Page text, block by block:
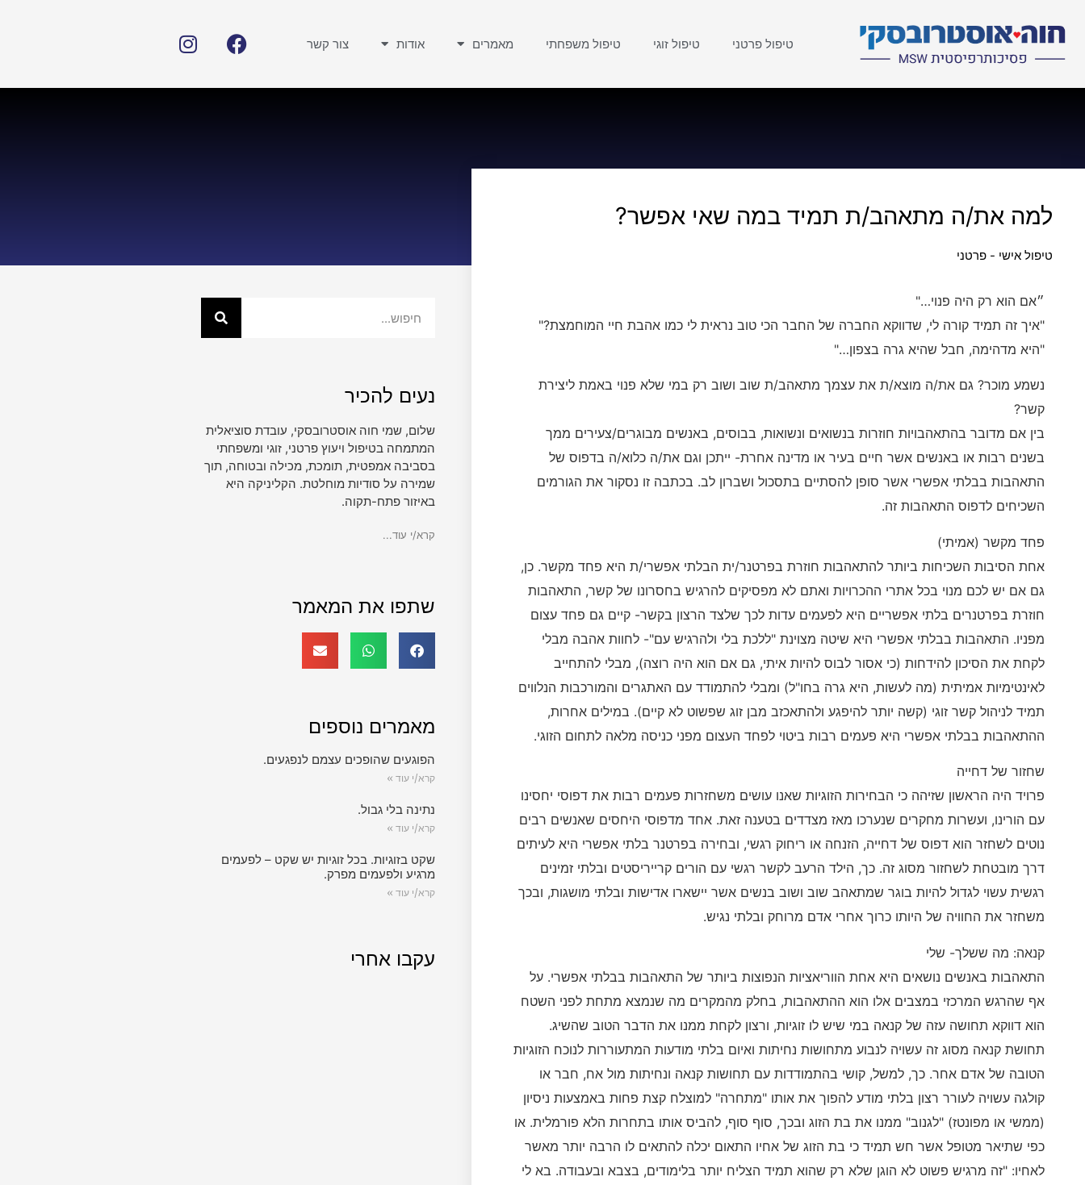
טיפול פרטני טיפול זוגי טיפול משפחתי מאמרים אודות צור קשר
למה את/ה מתאהב/ת תמיד במה שאי אפשר?
טיפול אישי - פרטני
״אם הוא רק היה פנוי…"
"איך זה תמיד קורה לי, שדווקא החברה של החבר הכי טוב נראית לי כמו אהבת חיי המוחמצת?"
"היא מדהימה, חבל שהיא גרה בצפון…"
נשמע מוכר? גם את/ה מוצא/ת את עצמך מתאהב/ת שוב ושוב רק במי שלא פנוי באמת ליצירת
קשר?
בין אם מדובר בהתאהבויות חוזרות בנשואים ונשואות, בבוסים, באנשים מבוגרים/צעירים ממך
בשנים רבות או באנשים אשר חיים בעיר או מדינה אחרת- ייתכן וגם את/ה כלוא/ה בדפוס של
התאהבות בבלתי אפשרי אשר סופן להסתיים בתסכול ושברון לב. בכתבה זו נסקור את הגורמים
השכיחים לדפוס התאהבות זה.
פחד מקשר (אמיתי)
אחת הסיבות השכיחות ביותר להתאהבות חוזרת בפרטנר/ית הבלתי אפשרי/ת היא פחד מקשר. כן,
גם אם יש לכם מנוי בכל אתרי ההכרויות ואתם לא מפסיקים להרגיש בחסרונו של קשר, התאהבות
חוזרת בפרטנרים בלתי אפשריים היא לפעמים עדות לכך שלצד הרצון בקשר- קיים גם פחד עצום
מפניו. התאהבות בבלתי אפשרי היא שיטה מצוינת "ללכת בלי ולהרגיש עם"- לחוות אהבה מבלי
לקחת את הסיכון להידחות (כי אסור לבוס להיות איתי, גם אם הוא היה רוצה), מבלי להתחייב
לאינטימיות אמיתית (מה לעשות, היא גרה בחו"ל) ומבלי להתמודד עם האתגרים והמורכבות הנלווים
תמיד לניהול קשר זוגי (קשה יותר להיפגע ולהתאכזב מבן זוג שפשוט לא קיים). במילים אחרות,
ההתאהבות בבלתי אפשרי היא פעמים רבות ביטוי לפחד העצום מפני כניסה מלאה לתחום הזוגי.
שחזור של דחייה
פרויד היה הראשון שזיהה כי הבחירות הזוגיות שאנו עושים משחזרות פעמים רבות את דפוסי יחסינו
עם הורינו, ועשרות מחקרים שנערכו מאז מצדדים בטענה זאת. אחד מדפוסי היחסים שאנשים רבים
נוטים לשחזר הוא דפוס של דחייה, הזנחה או ריחוק רגשי, ובחירה בפרטנר בלתי אפשרי היא לעיתים
דרך מובטחת לשחזור מסוג זה. כך, הילד הרעב לקשר רגשי עם הורים קרייריסטים ובלתי זמינים
רגשית עשוי לגדול להיות בוגר שמתאהב שוב ושוב בנשים אשר יישארו אדישות ובלתי מושגות, ובכך
משחזר את החוויה של היותו כרוך אחרי אדם מרוחק ובלתי נגיש.
קנאה: מה ששלך- שלי
התאהבות באנשים נושאים היא אחת הווריאציות הנפוצות ביותר של התאהבות בבלתי אפשרי. על
אף שהרגש המרכזי במצבים אלו הוא ההתאהבות, בחלק מהמקרים מה שנמצא מתחת לפני השטח
הוא דווקא תחושה עזה של קנאה במי שיש לו זוגיות, ורצון לקחת ממנו את הדבר הטוב שהשיג.
תחושת קנאה מסוג זה עשויה לנבוע מתחושות נחיתות ואיום בלתי מודעות המתעוררות לנוכח הזוגיות
הטובה של אדם אחר. כך, למשל, קושי בהתמודדות עם תחושות קנאה ונחיתות מול אח, חבר או
קולגה עשויה לעורר רצון בלתי מודע להפוך את אותו "מתחרה" למוצלח קצת פחות באמצעות ניסיון
(ממשי או מפונטז) "לגנוב" ממנו את בת הזוג ובכך, סוף סוף, להביס אותו בתחרות הלא פורמלית. או
כפי שתיאר מטופל אשר חש תמיד כי בת הזוג של אחיו התאום יכלה להתאים לו הרבה יותר מאשר
לאחיו: "זה מרגיש פשוט לא הוגן שלא רק שהוא תמיד הצליח יותר בלימודים, בצבא ובעבודה. בא לי
נעים להכיר
שלום, שמי חוה אוסטרובסקי, עובדת סוציאלית
המתמחה בטיפול ויעוץ פרטני, זוגי ומשפחתי
בסביבה אמפטית, תומכת, מכילה ובטוחה, תוך
שמירה על סודיות מוחלטת. הקליניקה היא
באיזור פתח-תקוה.
קרא/י עוד...
שתפו את המאמר
מאמרים נוספים
הפוגעים שהופכים עצמם לנפגעים.
קרא/י עוד »
נתינה בלי גבול.
קרא/י עוד »
שקט בזוגיות. בכל זוגיות יש שקט – לפעמים
מרגיע ולפעמים מפרק.
קרא/י עוד »
עקבו אחרי